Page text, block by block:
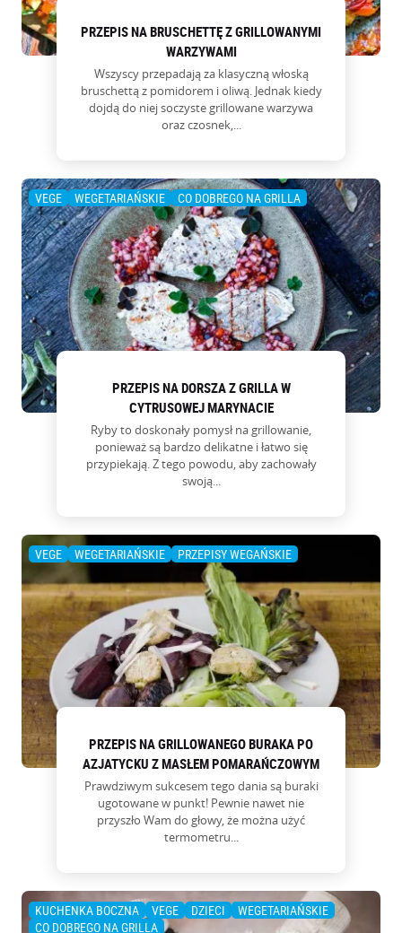
PRZEPIS NA BRUSCHETTĘ Z GRILLOWANYMI
WARZYWAMI
Wszyscy przepadają za klasyczną włoską
bruschettą z pomidorem i oliwą. Jednak kiedy
dojdą do niej soczyste grillowane warzywa
oraz czosnek,...
VEGE WEGETARIAŃSKIE CO DOBREGO NA GRILLA
PRZEPIS NA DORSZA Z GRILLA W
CYTRUSOWEJ MARYNACIE
Ryby to doskonały pomysł na grillowanie,
ponieważ są bardzo delikatne i łatwo się
przypiekają. Z tego powodu, aby zachowały
swoją...
VEGE WEGETARIAŃSKIE PRZEPISY WEGAŃSKIE
PRZEPIS NA GRILLOWANEGO BURAKA PO
AZJATYCKU Z MASŁEM POMARAŃCZOWYM
Prawdziwym sukcesem tego dania są buraki
ugotowane w punkt! Pewnie nawet nie
przyszło Wam do głowy, że można użyć
termometru...
KUCHENKA BOCZNA VEGE DZIECI
WEGETARIAŃSKIE
CO DOBREGO NA GRILLA